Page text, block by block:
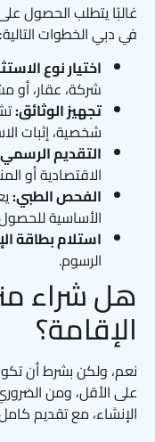
في دبي الخطوات التالية:
اختيار نوع
شركة، عقار، أو
تجهيز الوثائق:
شخصية، إثبات
التقديم
الاقتصادية أو
الفحص الطبي:
الأساسية
استلام بطاقة
الرسوم.
هل شراء
الإقامة؟
نعم، ولكن بشرط أن
على الأقل، ومن
الإنشاء، مع تقديم